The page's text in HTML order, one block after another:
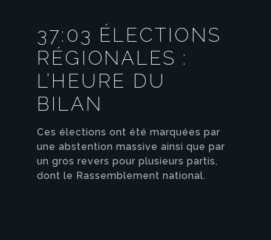
37:03 ÉLECTIONS
RÉGIONALES :
L’HEURE DU
BILAN
Ces élections ont été marquées par
une abstention massive ainsi que par
un gros revers pour plusieurs partis,
dont le Rassemblement national.